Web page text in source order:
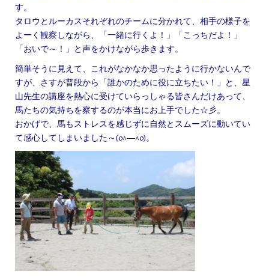
す。
タロウとルーカスそれぞれのチームに分かれて、相手の様子を
よーく観察しながら、「一緒に行くよ！」「こっちだよ！」
「おいで～！」と声をかけながら歩きます。
簡単そうに見えて、これがなかなか思ったように行かないんで
すが、さすが普段から「誰かのために役に立ちたい！」と、星
山先生の講座を熱心に受けていらっしゃる皆さんだけあって、
馬たちの気持ちを察するのが本当にお上手でした☆彡。
おかげで、馬もストレスを感じずに自然とスムーズに動いてい
て感心してしまいました～(o^―^o)。